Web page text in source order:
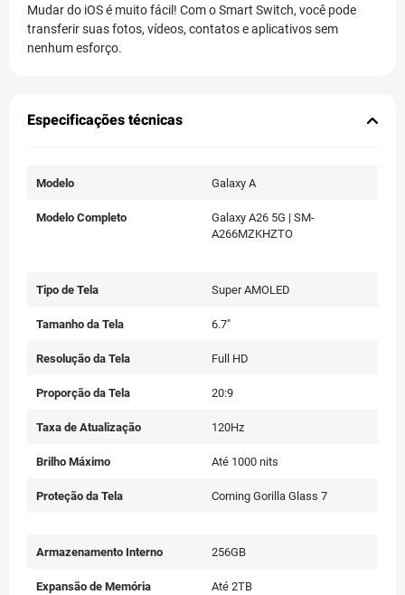
Mudar do iOS é muito fácil! Com o Smart Switch, você pode
transferir suas fotos, vídeos, contatos e aplicativos sem
nenhum esforço.
Especificações técnicas
Modelo Galaxy A
Modelo Completo
Galaxy A26 5G | SM-
A266MZKHZTO
Tipo de Tela Super AMOLED
Tamanho da Tela 6.7"
Resolução da Tela Full HD
Proporção da Tela 20:9
Taxa de Atualização 120Hz
Brilho Máximo Até 1000 nits
Proteção da Tela Corning Gorilla Glass 7
Armazenamento Interno 256GB
Expansão de Memória Até 2TB